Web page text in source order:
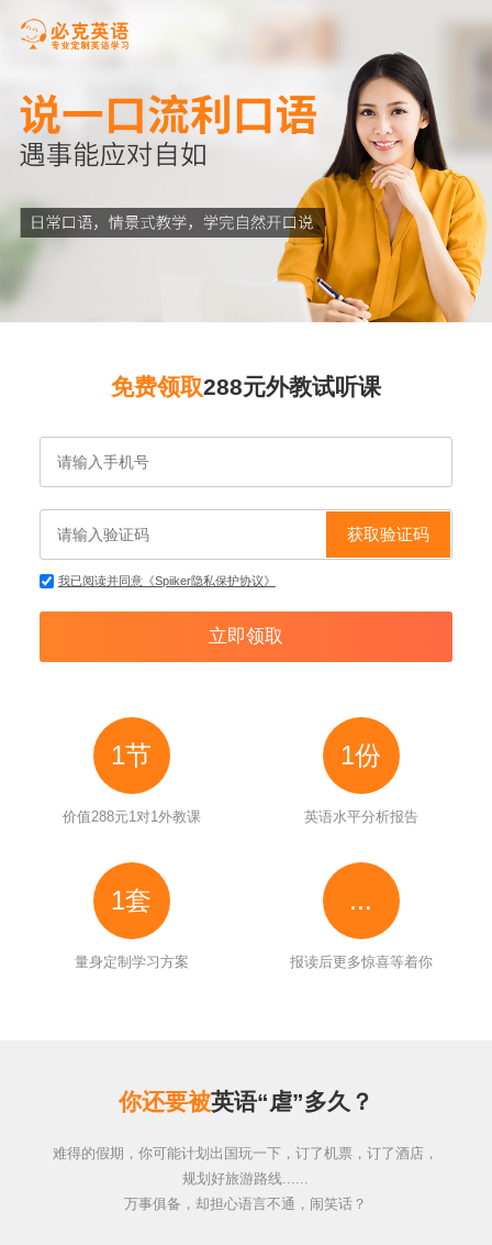
免费领取288元外教试听课
获取验证码
我已阅读并同意《Spiiker隐私保护协议》
1节
价值288元1对1外教课
1份
英语水平分析报告
1套
量身定制学习方案
...
报读后更多惊喜等着你
你还要被英语“虐”多久？
难得的假期，你可能计划出国玩一下，订了机票，订了酒店，
规划好旅游路线......
万事俱备，却担心语言不通，闹笑话？